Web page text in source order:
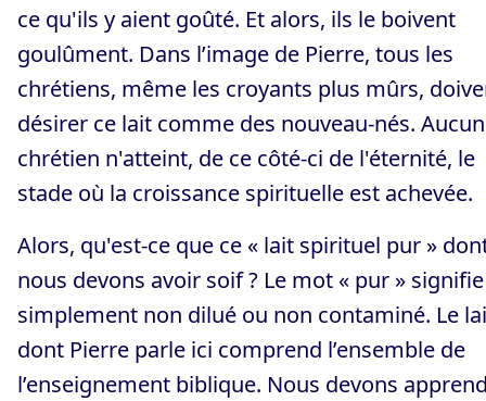
ce qu'ils y aient goûté. Et alors, ils le boivent
goulûment. Dans l’image de Pierre, tous les
chrétiens, même les croyants plus mûrs,
désirer ce lait comme des nouveau-nés. Aucun
chrétien n'atteint, de ce côté-ci de l'éternité, le
stade où la croissance spirituelle est achevée.
Alors, qu'est-ce que ce « lait spirituel pur »
nous devons avoir soif ? Le mot « pur » signifie
simplement non dilué ou non contaminé. Le
dont Pierre parle ici comprend l’ensemble de
l’enseignement biblique. Nous devons